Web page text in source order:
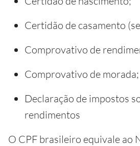
Certidão de casamento
Comprovativo de
Comprovativo de morada;
Declaração de impostos
rendimentos
O CPF brasileiro equivale ao